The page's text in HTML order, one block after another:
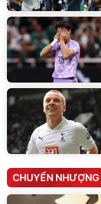
CHUYỂN NHƯỢNG